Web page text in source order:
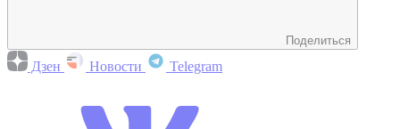
Поделиться
Дзен Новости Telegram